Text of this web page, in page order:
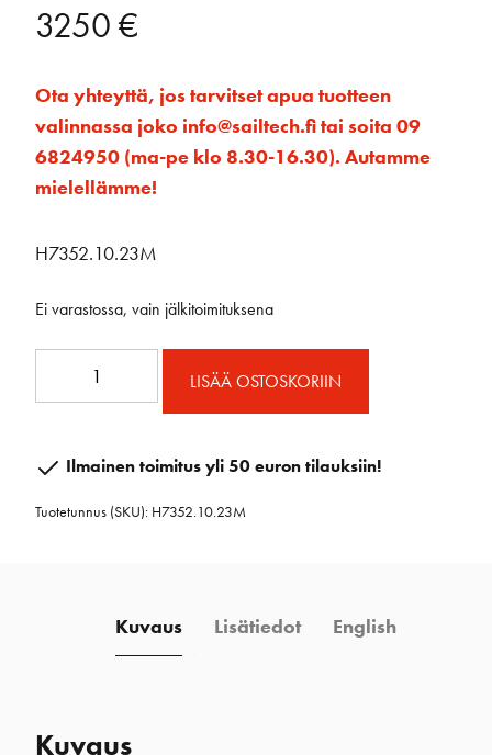
3250€
Ota yhteyttä, jos tarvitset apua tuotteen
valinnassa joko info@sailtech.fi tai soita 09
6824950 (ma-pe klo 8.30-16.30). Autamme
mielellämme!
H7352.10.23M
Ei varastossa, vain jälkitoimituksena
rullalaite
m
LISÄÄ OSTOSKORIIN
Ilmainen toimitus yli 50 euron tilauksiin!
Tuotetunnus (SKU): H7352.10.23M
Kuvaus Lisätiedot English
Kuvaus